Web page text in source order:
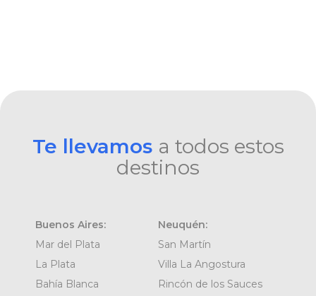
Te llevamos a todos estos
destinos
Buenos Aires:
Mar del Plata
La Plata
Bahía Blanca
Neuquén:
San Martín
Villa La Angostura
Rincón de los Sauces